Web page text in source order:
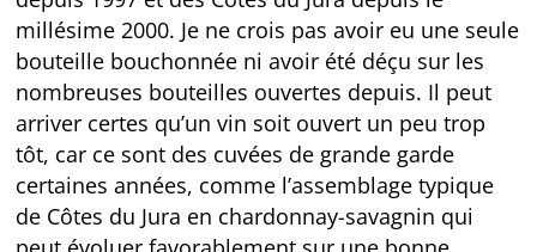
millésime 2000. Je ne crois pas avoir eu une seule
bouteille bouchonnée ni avoir été déçu sur les
nombreuses bouteilles ouvertes depuis. Il peut
arriver certes qu’un vin soit ouvert un peu trop
tôt, car ce sont des cuvées de grande garde
certaines années, comme l’assemblage typique
de Côtes du Jura en chardonnay-savagnin qui